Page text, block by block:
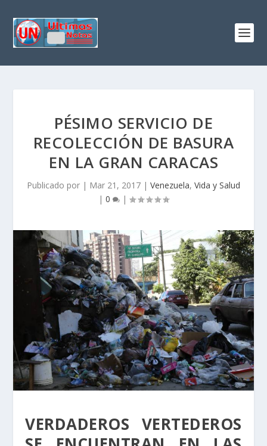
PÉSIMO SERVICIO DE
RECOLECCIÓN DE BASURA
EN LA GRAN CARACAS
Publicado por | Mar 21, 2017 | Venezuela, Vida y Salud
| 0 |
VERDADEROS VERTEDEROS